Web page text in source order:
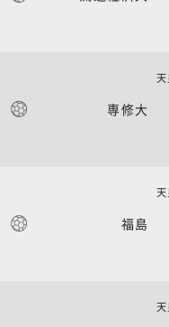
専修大
福島